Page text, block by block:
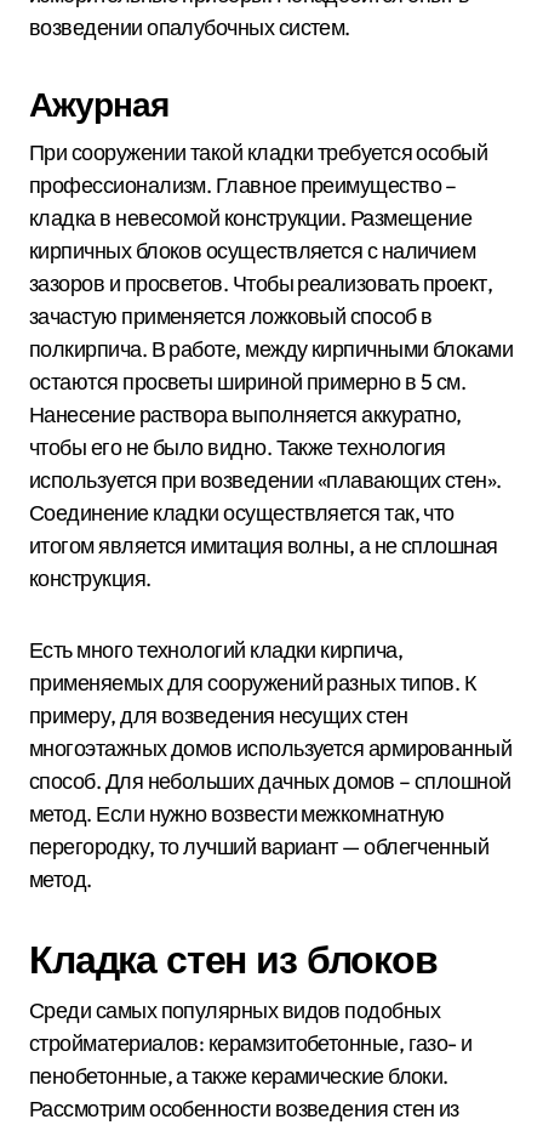
возведении опалубочных систем.
Ажурная
При сооружении такой кладки требуется особый
профессионализм. Главное преимущество –
кладка в невесомой конструкции. Размещение
кирпичных блоков осуществляется с наличием
зазоров и просветов. Чтобы реализовать проект,
зачастую применяется ложковый способ в
полкирпича. В работе, между кирпичными блоками
остаются просветы шириной примерно в 5 см.
Нанесение раствора выполняется аккуратно,
чтобы его не было видно. Также технология
используется при возведении «плавающих стен».
Соединение кладки осуществляется так, что
итогом является имитация волны, а не сплошная
конструкция.
Есть много технологий кладки кирпича,
применяемых для сооружений разных типов. К
примеру, для возведения несущих стен
многоэтажных домов используется армированный
способ. Для небольших дачных домов – сплошной
метод. Если нужно возвести межкомнатную
перегородку, то лучший вариант — облегченный
метод.
Кладка стен из блоков
Среди самых популярных видов подобных
стройматериалов: керамзитобетонные, газо- и
пенобетонные, а также керамические блоки.
Рассмотрим особенности возведения стен из